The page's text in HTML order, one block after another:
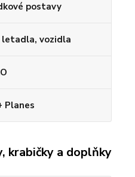
postavy
vozidla
Planes
krabičky a doplňky